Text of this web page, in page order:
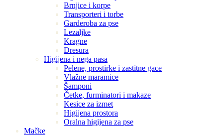
Brnjice i korpe
Transporteri i torbe
Garderoba za pse
Lezaljke
Kragne
Dresura
Higijena i nega pasa
Pelene, prostirke i zastitne gace
Vlažne maramice
Šamponi
Četke, furminatori i makaze
Kesice za izmet
Higijena prostora
Oralna higijena za pse
Mačke